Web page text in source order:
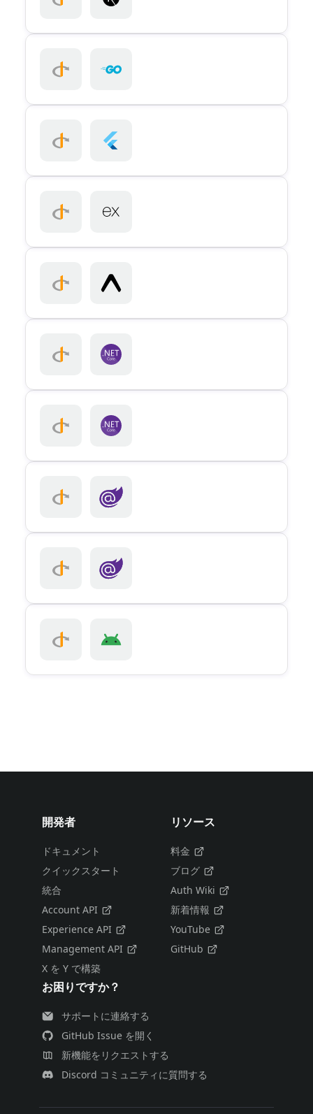
開発者
ドキュメント
クイックスタート
統合
Account API
Experience API
Management API
X を Y で構築
リソース
料金
ブログ
Auth Wiki
新着情報
YouTube
GitHub
お困りですか？
サポートに連絡する
GitHub Issue を開く
新機能をリクエストする
Discord コミュニティに質問する